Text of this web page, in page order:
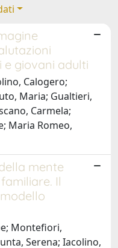
e giovani adulti
Calogero;
Maria; Gualtieri,
Carmela;
Maria Romeo,
mente
Il
Montefiori,
Serena; Iacolino,